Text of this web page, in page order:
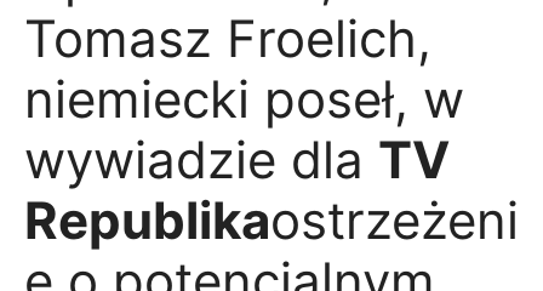
Tomasz Froelich,
niemiecki poseł, w
wywiadzie dla TV
Republikaostrzeżeni